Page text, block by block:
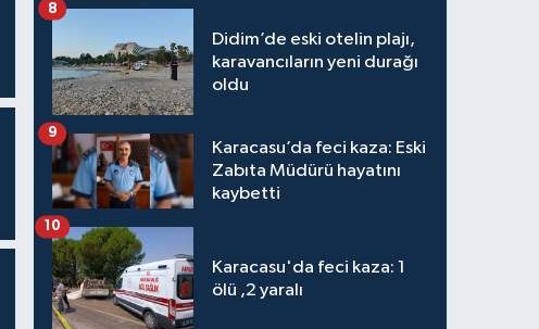
Didim’de eski otelin plajı,
karavancıların yeni durağı
oldu
8
Karacasu’da feci kaza: Eski
Zabıta Müdürü hayatını
kaybetti
9
Karacasu'da feci kaza: 1
ölü ,2 yaralı
10